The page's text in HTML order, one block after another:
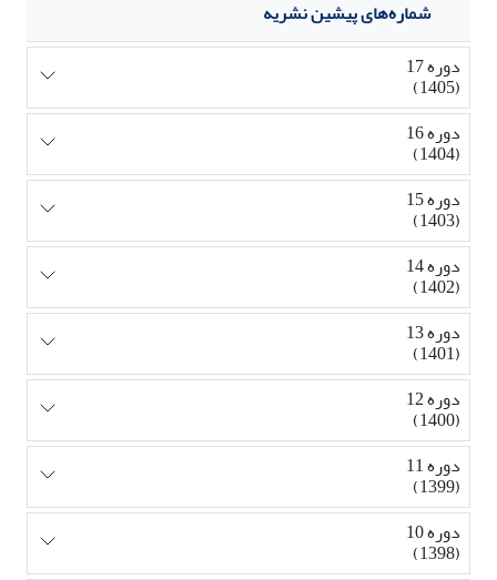
شماره‌های پیشین نشریه
دوره 17
(1405)
دوره 16
(1404)
دوره 15
(1403)
دوره 14
(1402)
دوره 13
(1401)
دوره 12
(1400)
دوره 11
(1399)
دوره 10
(1398)